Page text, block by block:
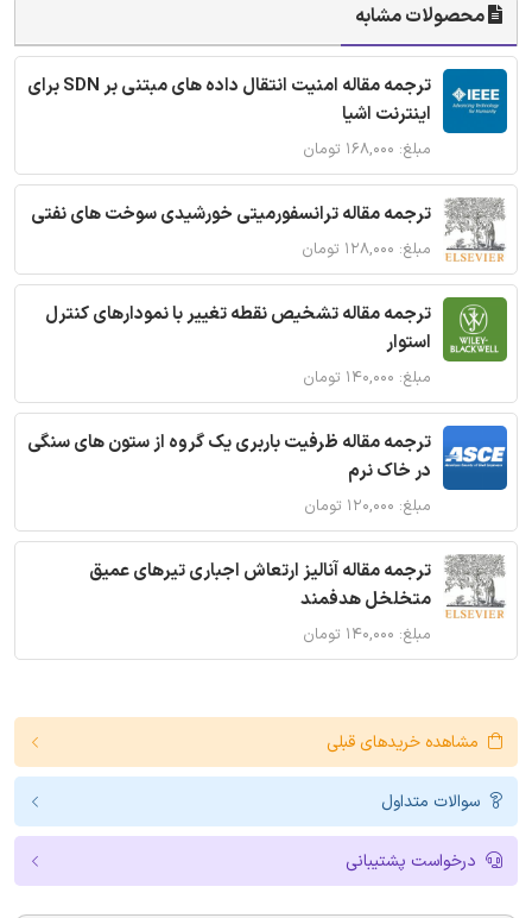
محصولات مشابه
ترجمه مقاله امنیت انتقال داده های مبتنی بر SDN برای
اینترنت اشیا
مبلغ: ۱۶۸,۰۰۰ تومان
ترجمه مقاله ترانسفورمیتی خورشیدی سوخت های نفتی
مبلغ: ۱۲۸,۰۰۰ تومان
ترجمه مقاله تشخیص نقطه تغییر با نمودارهای کنترل
استوار
مبلغ: ۱۴۰,۰۰۰ تومان
ترجمه مقاله ظرفیت باربری یک گروه از ستون های سنگی
در خاک نرم
مبلغ: ۱۲۰,۰۰۰ تومان
ترجمه مقاله آنالیز ارتعاش اجباری تیرهای عمیق
متخلخل هدفمند
مبلغ: ۱۴۰,۰۰۰ تومان
مشاهده خریدهای قبلی
سوالات متداول
درخواست پشتیبانی